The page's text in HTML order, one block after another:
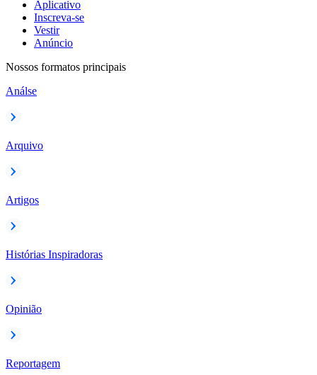
Aplicativo
Inscreva-se
Vestir
Anúncio
Nossos formatos principais
Análse
Arquivo
Artigos
Histórias Inspiradoras
Opinião
Reportagem